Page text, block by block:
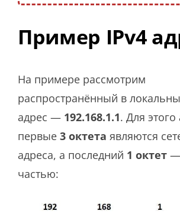
Пример IPv4
На примере рассмотрим
распространённый в
адрес — 192.168.1.1. Для этого
первые 3 октета являются
адреса, а последний 1 октет —
частью: